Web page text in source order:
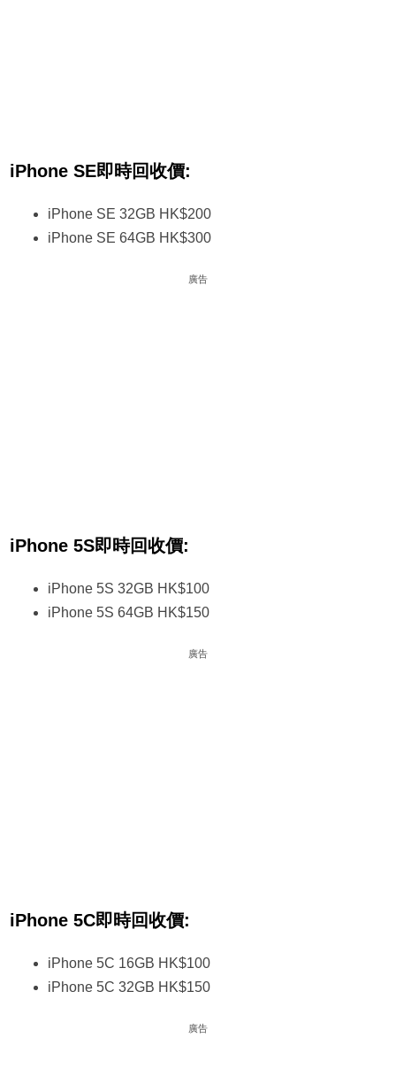
iPhone SE即時回收價:
iPhone SE 32GB HK$200
iPhone SE 64GB HK$300
廣告
iPhone 5S即時回收價:
iPhone 5S 32GB HK$100
iPhone 5S 64GB HK$150
廣告
iPhone 5C即時回收價:
iPhone 5C 16GB HK$100
iPhone 5C 32GB HK$150
廣告